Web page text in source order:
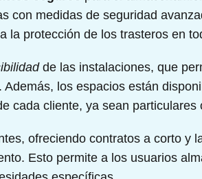
con medidas de seguridad
la protección de los trasteros en
de las instalaciones, que
los espacios están
cada cliente, ya sean particulares
ofreciendo contratos a corto y
Esto permite a los usuarios